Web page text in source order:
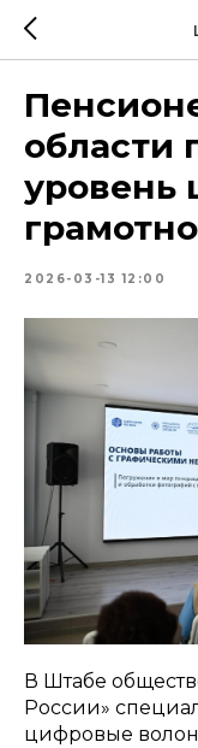
области
уровень
2026-03-13 12:00
В Штабе
России»
цифровые